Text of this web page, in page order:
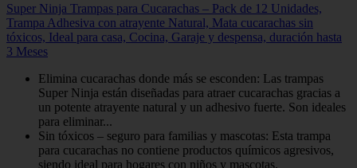
Super Ninja Trampas para Cucarachas – Pack de 12 Unidades,
Trampa Adhesiva con atrayente Natural, Mata cucarachas sin
tóxicos, Ideal para casa, Cocina, Garaje y despensa, duración hasta
3 Meses
Elimina cucarachas donde más se esconden: Las trampas
Super Ninja están diseñadas para atraer cucarachas gracias a
un potente atrayente natural y un adhesivo fuerte. Son ideales
para eliminar...
Sin tóxicos – seguro para familias y mascotas: Esta trampa
para cucarachas no contiene productos químicos agresivos,
siendo ideal para hogares con niños y mascotas.